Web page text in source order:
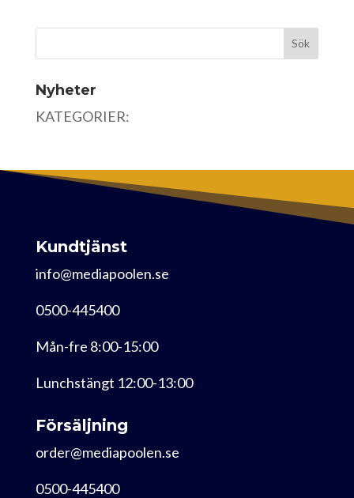
Nyheter
KATEGORIER:
Kundtjänst
info@mediapoolen.se
0500-445400
Mån-fre 8:00-15:00
Lunchstängt 12:00-13:00
Försäljning
order@mediapoolen.se
0500-445400